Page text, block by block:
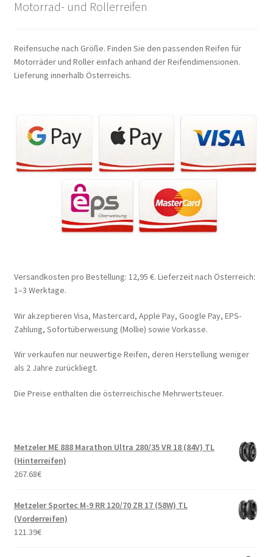
Motorrad- und Rollerreifen
Reifensuche nach Größe. Finden Sie den passenden Reifen für
Motorräder und Roller einfach anhand der Reifendimensionen.
Lieferung innerhalb Österreichs.
Versandkosten pro Bestellung: 12,95 €. Lieferzeit nach Österreich:
1–3 Werktage.
Wir akzeptieren Visa, Mastercard, Apple Pay, Google Pay, EPS-
Zahlung, Sofortüberweisung (Mollie) sowie Vorkasse.
Wir verkaufen nur neuwertige Reifen, deren Herstellung weniger
als 2 Jahre zurückliegt.
Die Preise enthalten die österreichische Mehrwertsteuer.
Metzeler ME 888 Marathon Ultra 280/35 VR 18 (84V) TL
(Hinterreifen)
267.68€
Metzeler Sportec M-9 RR 120/70 ZR 17 (58W) TL
(Vorderreifen)
121.39€